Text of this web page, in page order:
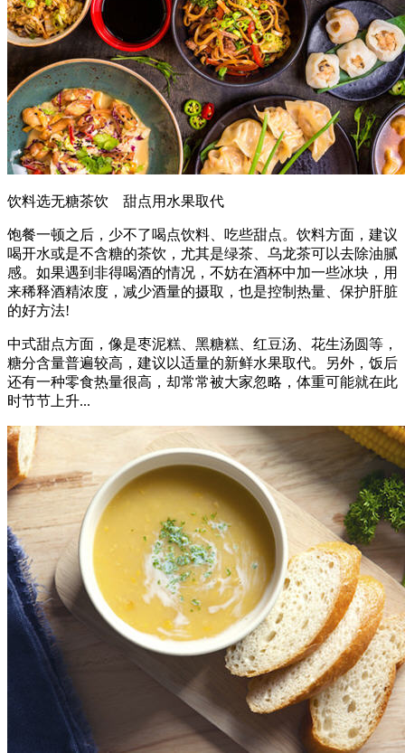
饮料选无糖茶饮 甜点用水果取代
饱餐一顿之后，少不了喝点饮料、吃些甜点。饮料方面，建议
喝开水或是不含糖的茶饮，尤其是绿茶、乌龙茶可以去除油腻
感。如果遇到非得喝酒的情况，不妨在酒杯中加一些冰块，用
来稀释酒精浓度，减少酒量的摄取，也是控制热量、保护肝脏
的好方法!
中式甜点方面，像是枣泥糕、黑糖糕、红豆汤、花生汤圆等，
糖分含量普遍较高，建议以适量的新鲜水果取代。另外，饭后
还有一种零食热量很高，却常常被大家忽略，体重可能就在此
时节节上升...